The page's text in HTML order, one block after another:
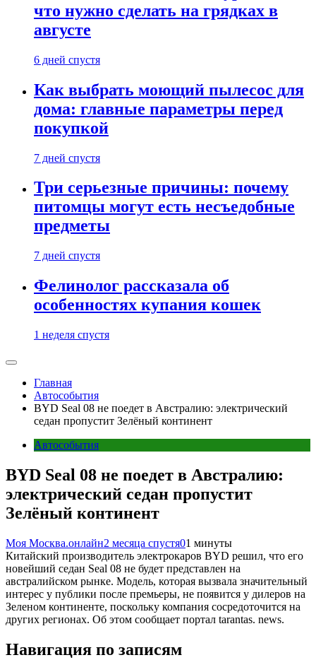
что нужно сделать на грядках в
августе
6 дней спустя
Как выбрать моющий пылесос для
дома: главные параметры перед
покупкой
7 дней спустя
Три серьезные причины: почему
питомцы могут есть несъедобные
предметы
7 дней спустя
Фелинолог рассказала об
особенностях купания кошек
1 неделя спустя
Главная
Автособытия
BYD Seal 08 не поедет в Австралию: электрический
седан пропустит Зелёный континент
Автособытия
BYD Seal 08 не поедет в Австралию:
электрический седан пропустит
Зелёный континент
Моя Москва.онлайн2 месяца спустя01 минуты
Китайский производитель электрокаров BYD решил, что его
новейший седан Seal 08 не будет представлен на
австралийском рынке. Модель, которая вызвала значительный
интерес у публики после премьеры, не появится у дилеров на
Зеленом континенте, поскольку компания сосредоточится на
других регионах. Об этом сообщает портал tarantas. news.
Навигация по записям